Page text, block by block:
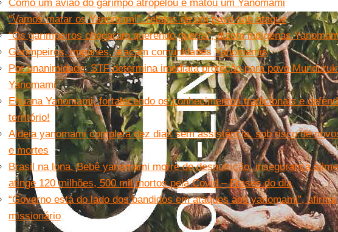
Como um avião do garimpo atropelou e matou um Yanomami
“Vamos matar os Yanomami”: relatos de um povo sob ataque
“Os garimpeiros chegaram querendo guerra”, dizem indígenas
Garimpeiros, impunes, atacam comunidades Yanomamis
Por unanimidade, STF determina imediata proteção para povo
Yanomami
Ehuana Yanomami, fortalecendo os conhecimentos tradicionais e
território!
Aldeia yanomami completa dez dias sem assistência, sob risco de
e mortes
Brasil na lona. Bebê yanomami morre de desnutrição, insegurança
atinge 120 milhões, 500 mil mortos pela Covid – Frases do dia
“Governo está do lado dos bandidos em ataques aos yanomami”, afirma
missionário